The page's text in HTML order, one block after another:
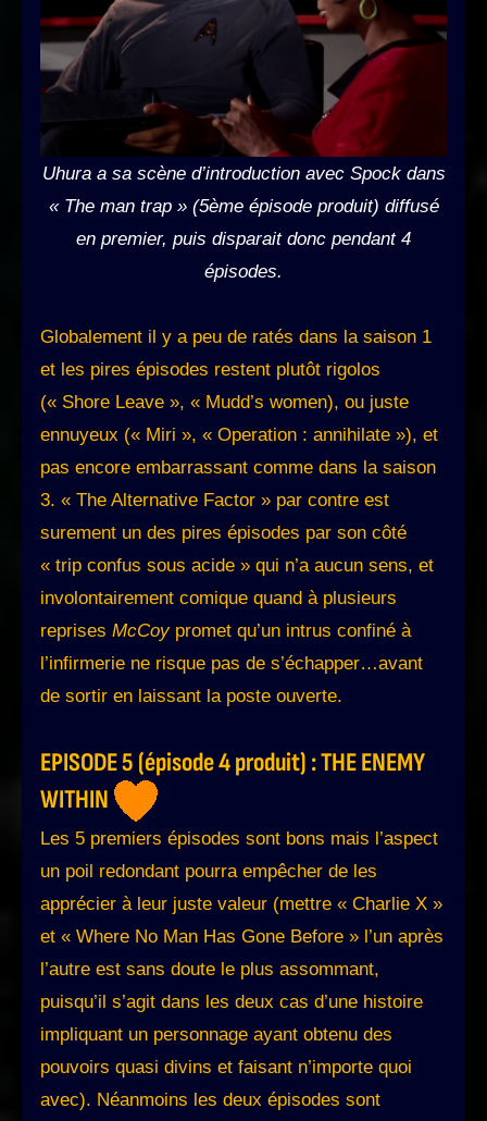
Uhura a sa scène d’introduction avec Spock dans
« The man trap » (5ème épisode produit) diffusé
en premier, puis disparait donc pendant 4
épisodes.
Globalement il y a peu de ratés dans la saison 1
et les pires épisodes restent plutôt rigolos
(« Shore Leave », « Mudd’s women), ou juste
ennuyeux (« Miri », « Operation : annihilate »), et
pas encore embarrassant comme dans la saison
3. « The Alternative Factor » par contre est
surement un des pires épisodes par son côté
« trip confus sous acide » qui n’a aucun sens, et
involontairement comique quand à plusieurs
reprises McCoy promet qu’un intrus confiné à
l’infirmerie ne risque pas de s’échapper…avant
de sortir en laissant la poste ouverte.
EPISODE 5 (épisode 4 produit) : THE ENEMY
WITHIN
Les 5 premiers épisodes sont bons mais l’aspect
un poil redondant pourra empêcher de les
apprécier à leur juste valeur (mettre « Charlie X »
et « Where No Man Has Gone Before » l’un après
l’autre est sans doute le plus assommant,
puisqu’il s’agit dans les deux cas d’une histoire
impliquant un personnage ayant obtenu des
pouvoirs quasi divins et faisant n’importe quoi
avec). Néanmoins les deux épisodes sont